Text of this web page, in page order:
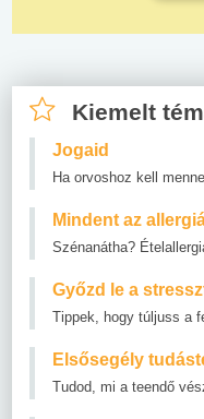
Kiemelt
Jogaid
Ha orvoshoz kell
Mindent az
Szénanátha?
Győzd le a
Tippek, hogy túljuss a
Elsősegély
Tudod, mi a teendő